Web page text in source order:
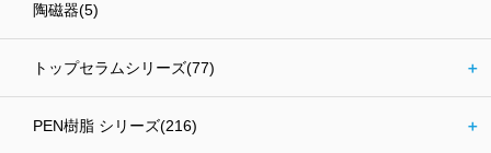
陶磁器(5)
トップセラムシリーズ(77) ＋
PEN樹脂 シリーズ(216) ＋